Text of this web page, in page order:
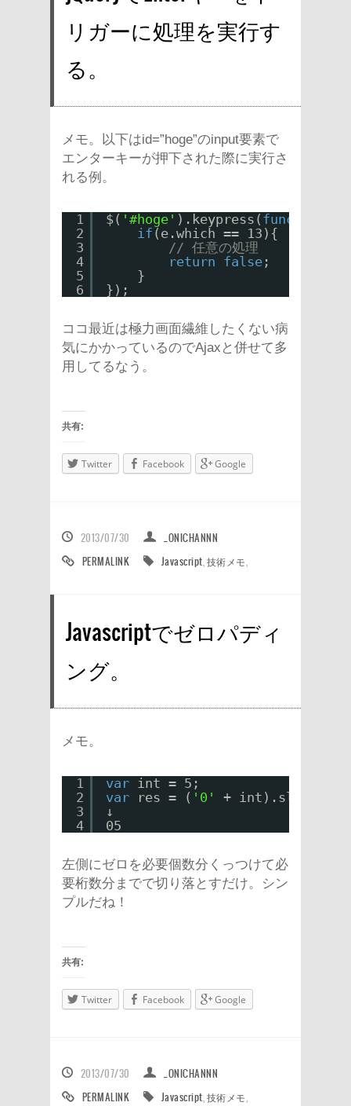
リガーに処理を実行す
る。
メモ。以下はid=”hoge”のinput要素で
エンターキーが押下された際に実行さ
れる例。
1
2
3
4
5
6
$( '#hoge' ).keypress( function
if (e.which == 13){
// 任意の処理
return false ;
}
});
ココ最近は極力画面繊維したくない病
気にかかっているのでAjaxと併せて多
用してるなう。
共有:
Twitter Facebook Google
2013/07/30
_ONICHANNN
PERMALINK
Javascript 技術メモ
Javascriptでゼロパディ
ング。
メモ。
1
2
3
4
var int = 5;
var
res = ( '0'
+ int).slice(-
↓
05
左側にゼロを必要個数分くっつけて必
要桁数分までで切り落とすだけ。シン
プルだね！
共有:
Twitter Facebook Google
2013/07/30
_ONICHANNN
PERMALINK
Javascript 技術メモ